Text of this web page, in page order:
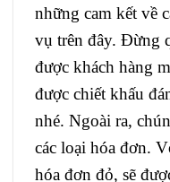
những cam kết về
vụ trên đây. Đừng
được khách hàng
được chiết khấu
nhé. Ngoài ra,
các loại hóa đơn.
hóa đơn đỏ, sẽ